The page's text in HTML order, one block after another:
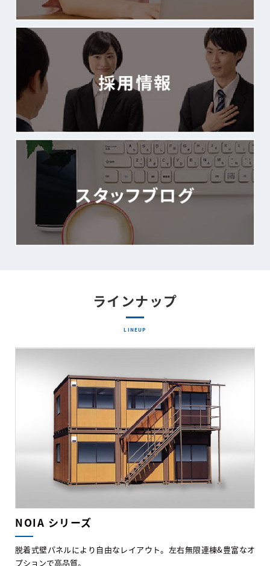
ラインナップ
LINEUP
NOIA シリーズ
脱着式壁パネルにより自由なレイアウト。左右無限連棟&豊富なオ
プションで高品質。